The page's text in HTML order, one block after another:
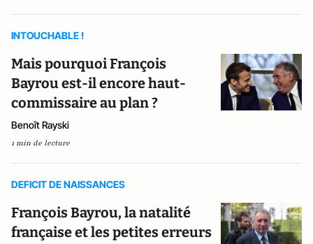
INTOUCHABLE !
Mais pourquoi François
Bayrou est-il encore haut-
commissaire au plan ?
Benoît Rayski
1 min de lecture
DEFICIT DE NAISSANCES
François Bayrou, la natalité
française et les petites erreurs